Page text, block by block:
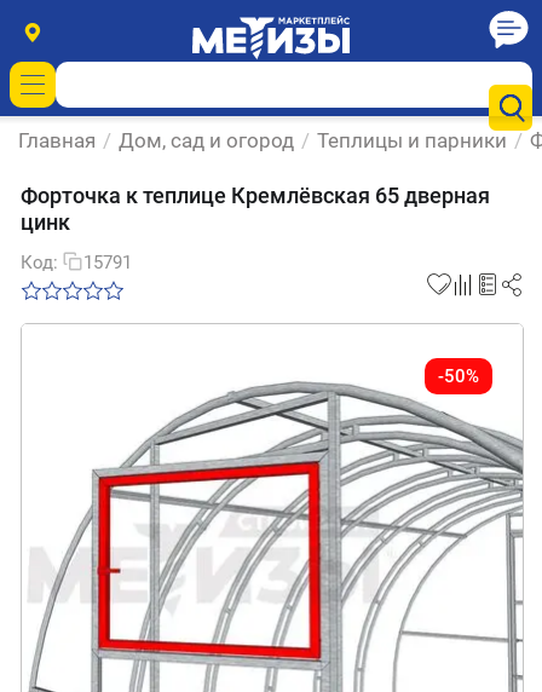
Главная / Дом, сад и огород / Теплицы и парники /
Форточка к теплице Кремлёвская 65 дверная
цинк
Код: 15791
-50%